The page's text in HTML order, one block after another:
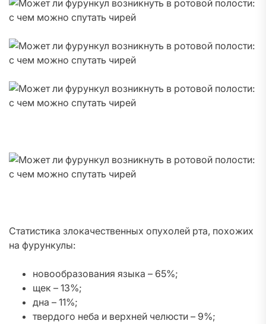
Статистика злокачественных опухолей рта, похожих
на фурункулы:
новообразования языка – 65%;
щек – 13%;
дна – 11%;
твердого неба и верхней челюсти – 9%;